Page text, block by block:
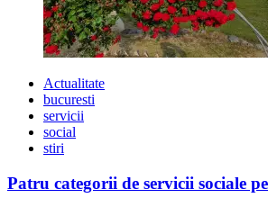
Actualitate
bucuresti
servicii
social
stiri
Patru categorii de servicii sociale